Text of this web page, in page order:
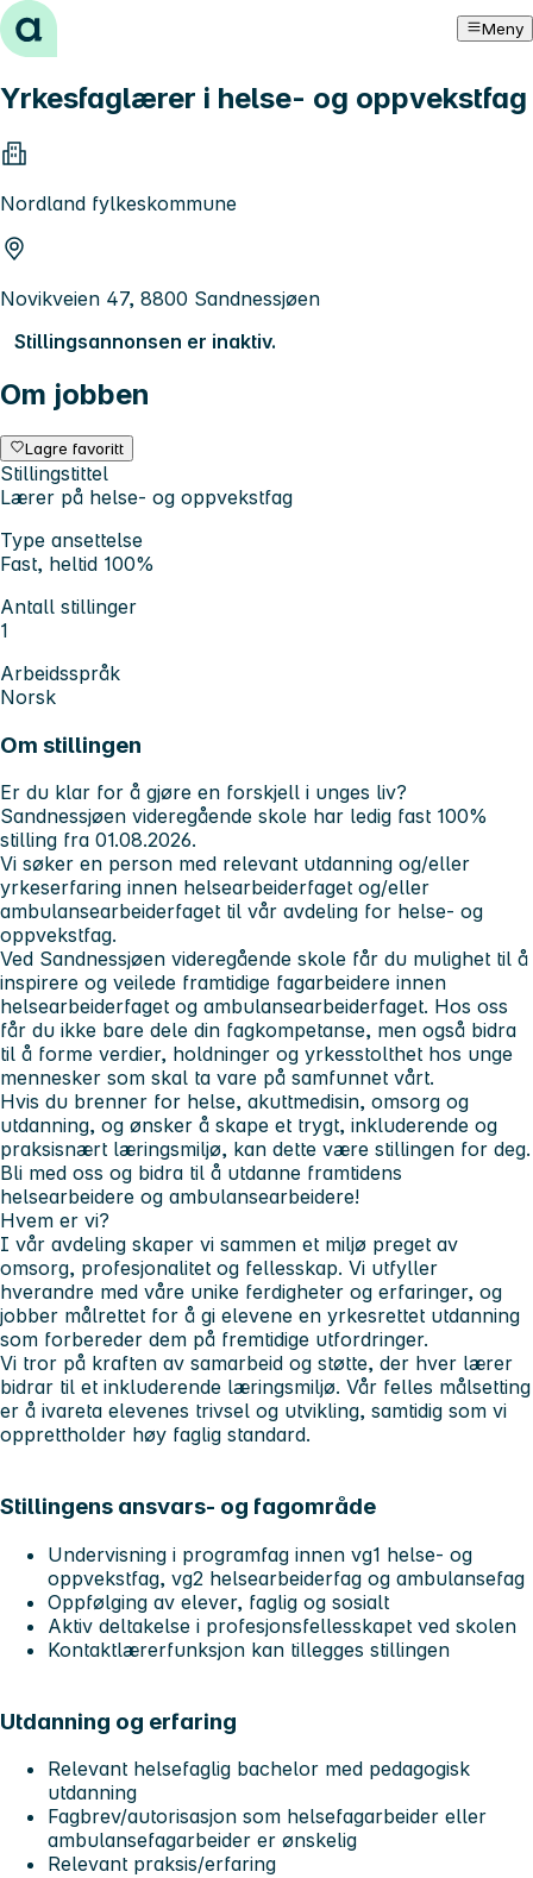
Hopp til innhold Meny
Yrkesfaglærer i helse- og oppvekstfag
Nordland fylkeskommune
Novikveien 47, 8800 Sandnessjøen
Stillingsannonsen er inaktiv.
Om jobben
Lagre favoritt
Stillingstittel
Lærer på helse- og oppvekstfag
Type ansettelse
Fast, heltid 100%
Antall stillinger
1
Arbeidsspråk
Norsk
Om stillingen
Er du klar for å gjøre en forskjell i unges liv?
Sandnessjøen videregående skole har ledig fast 100%
stilling fra 01.08.2026.
Vi søker en person med relevant utdanning og/eller
yrkeserfaring innen helsearbeiderfaget og/eller
ambulansearbeiderfaget til vår avdeling for helse- og
oppvekstfag.
Ved Sandnessjøen videregående skole får du mulighet til å
inspirere og veilede framtidige fagarbeidere innen
helsearbeiderfaget og ambulansearbeiderfaget. Hos oss
får du ikke bare dele din fagkompetanse, men også bidra
til å forme verdier, holdninger og yrkesstolthet hos unge
mennesker som skal ta vare på samfunnet vårt.
Hvis du brenner for helse, akuttmedisin, omsorg og
utdanning, og ønsker å skape et trygt, inkluderende og
praksisnært læringsmiljø, kan dette være stillingen for deg.
Bli med oss og bidra til å utdanne framtidens
helsearbeidere og ambulansearbeidere!
Hvem er vi?
I vår avdeling skaper vi sammen et miljø preget av
omsorg, profesjonalitet og fellesskap. Vi utfyller
hverandre med våre unike ferdigheter og erfaringer, og
jobber målrettet for å gi elevene en yrkesrettet utdanning
som forbereder dem på fremtidige utfordringer.
Vi tror på kraften av samarbeid og støtte, der hver lærer
bidrar til et inkluderende læringsmiljø. Vår felles målsetting
er å ivareta elevenes trivsel og utvikling, samtidig som vi
opprettholder høy faglig standard.
Stillingens ansvars- og fagområde
Undervisning i programfag innen vg1 helse- og
oppvekstfag, vg2 helsearbeiderfag og ambulansefag
Oppfølging av elever, faglig og sosialt
Aktiv deltakelse i profesjonsfellesskapet ved skolen
Kontaktlærerfunksjon kan tillegges stillingen
Utdanning og erfaring
Relevant helsefaglig bachelor med pedagogisk
utdanning
Fagbrev/autorisasjon som helsefagarbeider eller
ambulansefagarbeider er ønskelig
Relevant praksis/erfaring